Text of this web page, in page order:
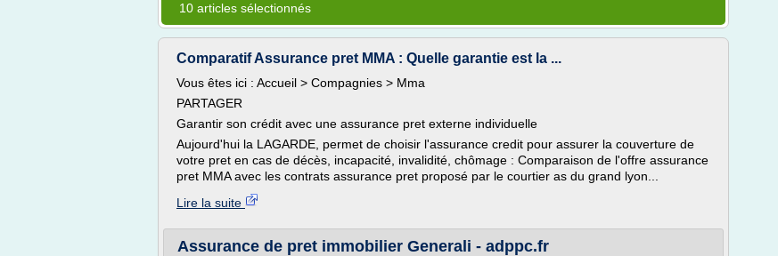
10 articles sélectionnés
Comparatif Assurance pret MMA : Quelle garantie est la ...
Vous êtes ici : Accueil > Compagnies > Mma
PARTAGER
Garantir son crédit avec une assurance pret externe individuelle
Aujourd'hui la LAGARDE, permet de choisir l'assurance credit pour assurer la couverture de
votre pret en cas de décès, incapacité, invalidité, chômage : Comparaison de l'offre assurance
pret MMA avec les contrats assurance pret proposé par le courtier as du grand lyon...
Lire la suite
Assurance de pret immobilier Generali - adppc.fr